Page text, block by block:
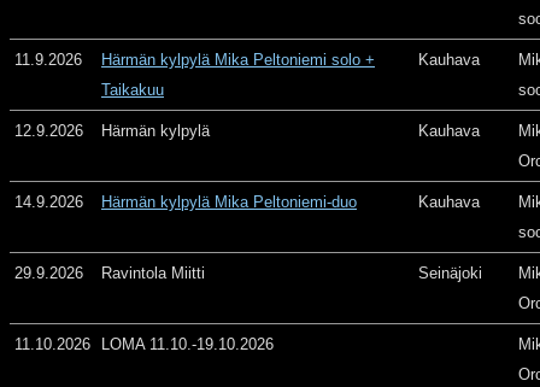
11.9.2026
Härmän kylpylä Mika Peltoniemi solo +
Taikakuu
Kauhava
12.9.2026 Härmän kylpylä Kauhava
14.9.2026 Härmän kylpylä Mika Peltoniemi-duo Kauhava
29.9.2026 Ravintola Miitti Seinäjoki
11.10.2026 LOMA 11.10.-19.10.2026